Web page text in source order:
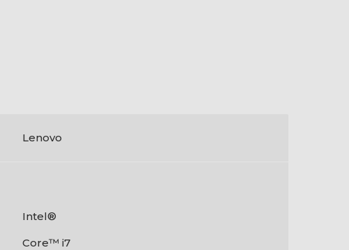
Lenovo
Intel®
Core™ i7